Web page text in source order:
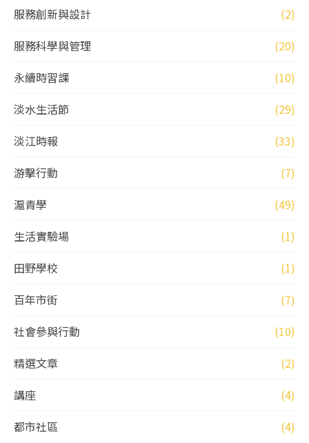
服務創新與設計
(2)
服務科學與管理
(20)
永續時習課
(10)
淡水生活節
(29)
淡江時報
(33)
游擊行動
(7)
滬青學
(49)
生活實驗場
(1)
田野學校
(1)
百年市街
(7)
社會參與行動
(10)
精選文章
(2)
講座
(4)
都市社區
(4)